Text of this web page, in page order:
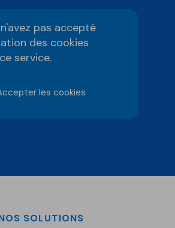
pas accepté
des cookies
service.
les cookies
NOS SOLUTIONS